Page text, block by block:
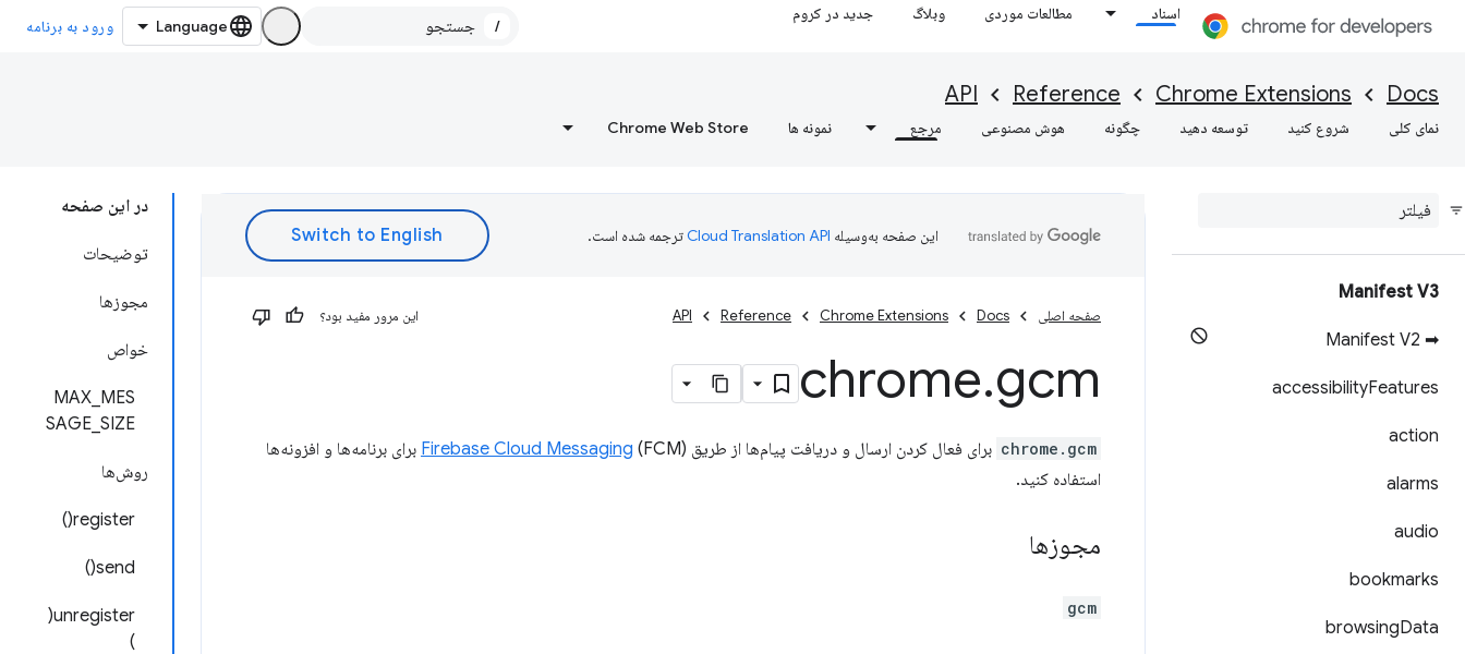
اسناد مطالعات موردی وبلاگ جدید در کروم
/ ورود به برنامه
Docs
Chrome Extensions
Reference
API
نمای کلی شروع کنید توسعه دهید چگونه هوش مصنوعی مرجع نمونه ها Chrome Web Store
Manifest V3
➡ Manifest V2
accessibilityFeatures
action
alarms
audio
bookmarks
browsingData
در این صفحه
توضیحات
مجوزها
خواص
MAX_MES
SAGE_SIZE
روش‌ها
register()
send()
unregister(
)
این صفحه به‌وسیله ترجمه شده است.
صفحه اصلی Docs
Chrome Extensions
Reference
API این مرور مفید بود؟
chrome.gcm
chrome.gcm برای فعال کردن ارسال و دریافت پیام‌ها از طریق Firebase Cloud Messaging (FCM) برای برنامه‌ها و افزونه‌ها
استفاده کنید.
مجوزها
gcm